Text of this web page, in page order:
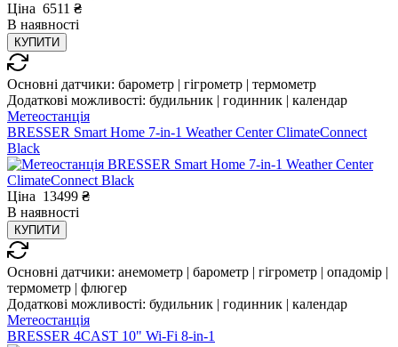
Ціна 6511 ₴
В наявності
КУПИТИ
Основні датчики: барометр | гігрометр | термометр
Додаткові можливості: будильник | годинник | календар
Метеостанція
BRESSER Smart Home 7-in-1 Weather Center ClimateConnect
Black
Ціна 13499 ₴
В наявності
КУПИТИ
Основні датчики: анемометр | барометр | гігрометр | опадомір |
термометр | флюгер
Додаткові можливості: будильник | годинник | календар
Метеостанція
BRESSER 4CAST 10" Wi-Fi 8-in-1